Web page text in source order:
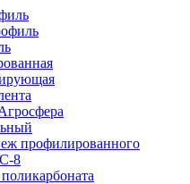
профилированного
8